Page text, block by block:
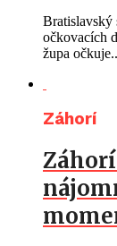
Bratislavský
očkovacích
župa
Záhorí